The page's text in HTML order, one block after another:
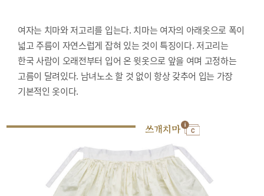
여자는 치마와 저고리를 입는다. 치마는 여자의 아래옷으로 폭이
넓고 주름이 자연스럽게 잡혀 있는 것이 특징이다. 저고리는
한국 사람이 오래전부터 입어 온 윗옷으로 앞을 여며 고정하는
고름이 달려있다. 남녀노소 할 것 없이 항상 갖추어 입는 가장
기본적인 옷이다.
쓰개치마